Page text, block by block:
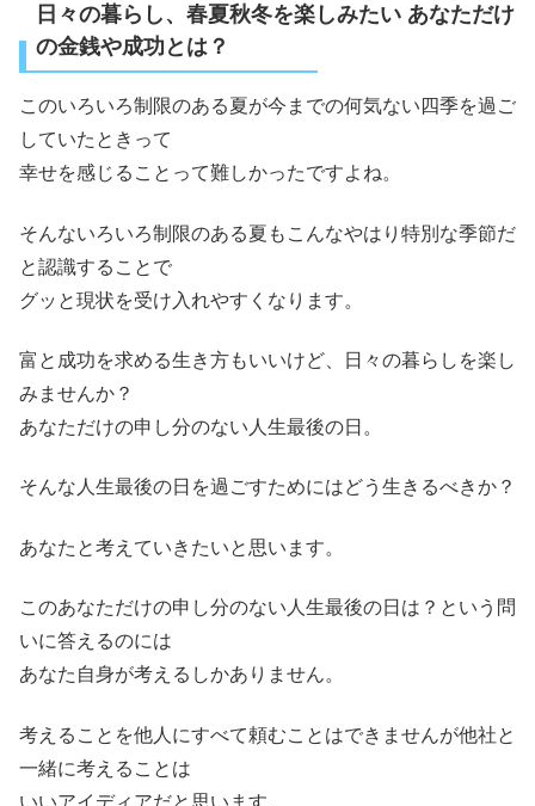
日々の暮らし、春夏秋冬を楽しみたい あなただけ
の金銭や成功とは？
このいろいろ制限のある夏が今までの何気ない四季を過ご
していたときって
幸せを感じることって難しかったですよね。
そんないろいろ制限のある夏もこんなやはり特別な季節だ
と認識することで
グッと現状を受け入れやすくなります。
富と成功を求める生き方もいいけど、日々の暮らしを楽し
みませんか？
あなただけの申し分のない人生最後の日。
そんな人生最後の日を過ごすためにはどう生きるべきか？
あなたと考えていきたいと思います。
このあなただけの申し分のない人生最後の日は？という問
いに答えるのには
あなた自身が考えるしかありません。
考えることを他人にすべて頼むことはできませんが他社と
一緒に考えることは
いいアイディアだと思います。